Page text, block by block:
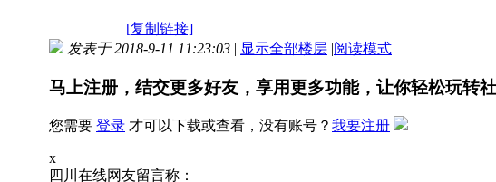
[复制链接]
发表于 2018-9-11 11:23:03 | 显示全部楼层 |阅读模式
马上注册，结交更多好友，享用更多功能，让你轻松玩转社
您需要 登录 才可以下载或查看，没有账号？ 我要注册
x
四川在线网友留言称：